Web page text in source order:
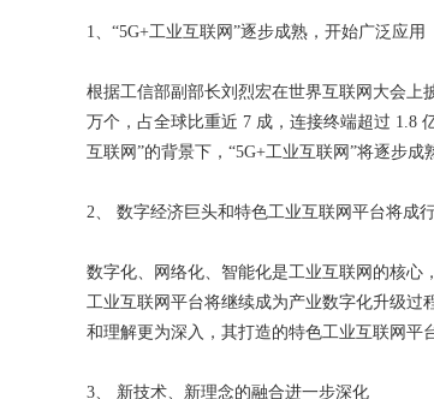
1、“5G+工业互联网”逐步成熟，开始广泛应用
根据工信部副部长刘烈宏在世界互联网大会上
万个，占全球比重近 7 成，连接终端超过 1.8
互联网”的背景下，“5G+工业互联网”将逐步
2、 数字经济巨头和特色工业互联网平台将成
数字化、网络化、智能化是工业互联网的核心
工业互联网平台将继续成为产业数字化升级过
和理解更为深入，其打造的特色工业互联网平
3、 新技术、新理念的融合进一步深化